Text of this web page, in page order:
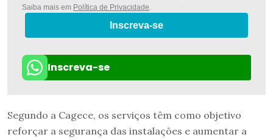
Saiba mais em Política de Privacidade
Inscreva-se
Inscreva-se
Segundo a Cagece, os serviços têm como objetivo
reforçar a segurança das instalações e aumentar a